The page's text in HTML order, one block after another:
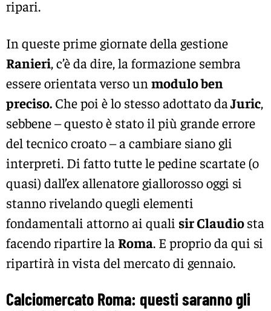
ripari.
In queste prime giornate della gestione
Ranieri, c’è da dire, la formazione sembra
essere orientata verso un modulo ben
preciso. Che poi è lo stesso adottato daJuric,
sebbene – questo è stato il più grande errore
del tecnico croato – a cambiare siano gli
interpreti. Di fatto tutte le pedine scartate (o
quasi) dall’ex allenatore giallorosso oggi si
stanno rivelando quegli elementi
fondamentali attorno ai quali sir Claudiosta
facendo ripartire la Roma. E proprio da qui si
ripartirà in vista del mercato di gennaio.
Calciomercato Roma: questi saranno gli